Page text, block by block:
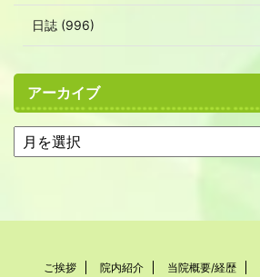
日誌 (996)
アーカイブ
ご挨拶 院内紹介 当院概要/経歴